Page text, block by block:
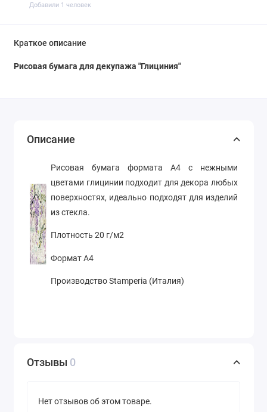
Добавили 1 человек
Краткое описание
Рисовая бумага для декупажа "Глициния"
Описание
Рисовая бумага формата А4 с нежными
цветами глицинии подходит для декора любых
поверхностях, идеально подходят для изделий
из стекла.
Плотность 20 г/м2
Формат А4
Производство Stamperia (Италия)
Отзывы 0
Нет отзывов об этом товаре.